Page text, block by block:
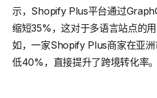
示，Shopify Plus平台通过
缩短35%，这对于多语言站点的
如，一家Shopify Plus商家在亚
低40%，直接提升了跨境转化率。